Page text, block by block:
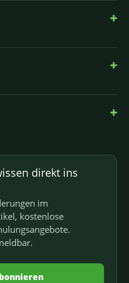
+
+
+
direkt ins
im
kostenlose